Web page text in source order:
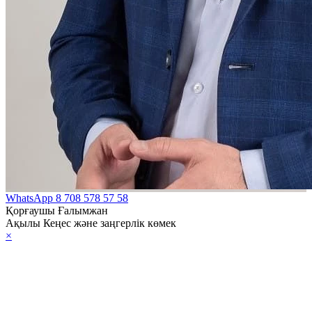
WhatsApp 8 708 578 57 58
Қорғаушы Ғалымжан
Ақылы Кеңес және заңгерлік көмек
×